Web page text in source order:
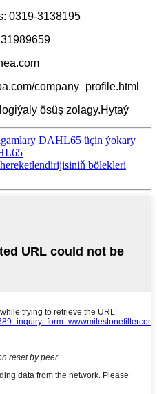
0319-3138195
company_profile.html
ösüş zolagy.Hytaý
DAHL65 üçin ýokary
bölekleri